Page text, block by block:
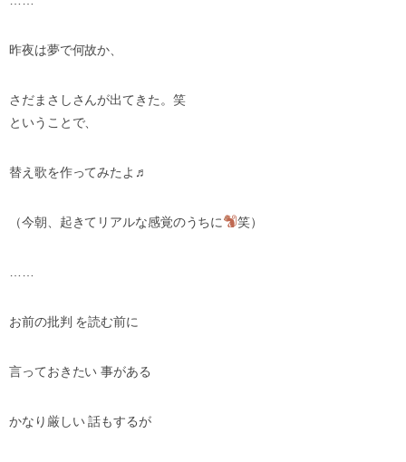
昨夜は夢で何故か、
さだまさしさんが出てきた。笑
ということで、
替え歌を作ってみたよ♬
（今朝、起きてリアルな感覚のうちに 笑）
お前の批判 を読む前に
言っておきたい 事がある
かなり厳しい 話もするが